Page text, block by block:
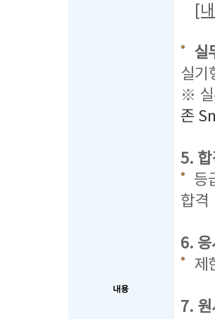
내용
[
실
실기
※ 실
존
5. 합
등
합격
6. 응
제
7. 원